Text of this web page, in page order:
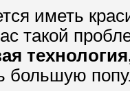
иметь
такой
большую